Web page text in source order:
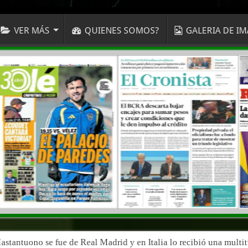
VER MÁS QUIENES SOMOS? GALERIA DE
se fue de Real Madrid y en Italia lo recibió una